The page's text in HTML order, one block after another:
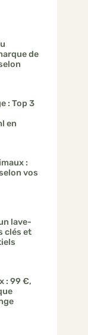
de
: Top 3
en
:
vos
lave-
clés et
: 99 €,